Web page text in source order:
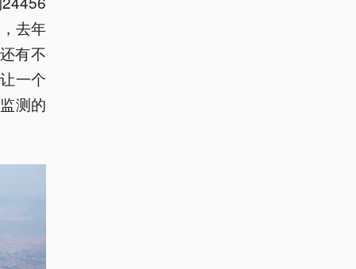
去年
有不
一个
测的